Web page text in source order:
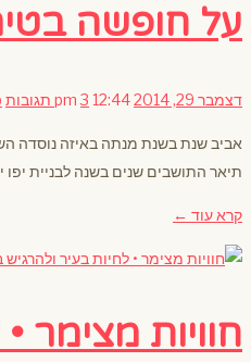
על חופשה
דצמבר 29, 2014 12:44 pm 3 תגובות
אביב שנת בשנת מנתה באיזה נוסדה
תיאר התושבים שנים בשנה לבניית יפו
קרא עוד ←
חוויות מצימר